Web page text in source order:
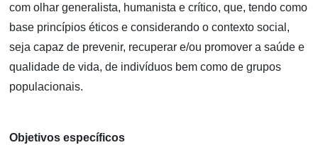
com olhar generalista, humanista e crítico, que, tendo como
base princípios éticos e considerando o contexto social,
seja capaz de prevenir, recuperar e/ou promover a saúde e
qualidade de vida, de indivíduos bem como de grupos
populacionais.
Objetivos específicos